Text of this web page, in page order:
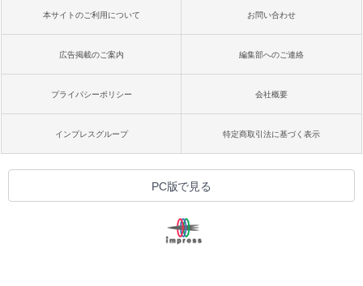
本サイトのご利用について お問い合わせ
広告掲載のご案内 編集部へのご連絡
プライバシーポリシー 会社概要
インプレスグループ 特定商取引法に基づく表示
PC版で見る